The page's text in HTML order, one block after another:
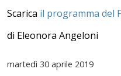
Scarica il programma del
di Eleonora Angeloni
martedì 30 aprile 2019